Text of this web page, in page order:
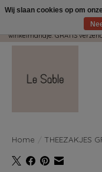
Wij pakken met plezier jouw
winkelmandje. GRATIS
Home THEEZAKJES
Wij slaan cookies op om